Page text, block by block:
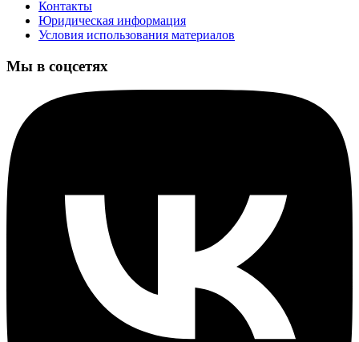
Контакты
Юридическая информация
Условия использования материалов
Мы в соцсетях